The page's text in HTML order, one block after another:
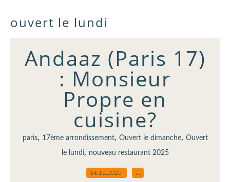
ouvert le lundi
Andaaz (Paris 17)
: Monsieur
Propre en
cuisine?
paris, 17ème arrondissement, Ouvert le dimanche, Ouvert
le lundi, nouveau restaurant 2025
14.12.2025